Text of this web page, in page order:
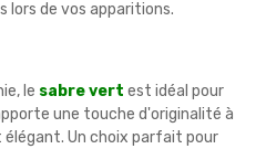
lors de vos apparitions.
le sabre vert est idéal pour
une touche d'originalité à
Un choix parfait pour